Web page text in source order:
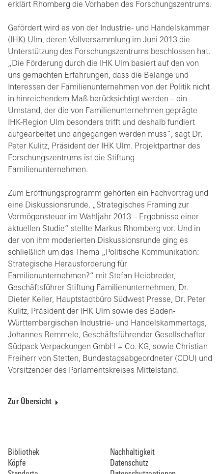
erklärt Rhomberg die Vorhaben des Forschungszentrums.
Gefördert wird es von der Industrie- und Handelskammer
(IHK) Ulm, deren Vollversammlung im Juni 2013 die
Unterstützung des Forschungszentrums beschlossen hat.
„Die Förderung durch die IHK Ulm basiert auf den von
uns gemachten Erfahrungen, dass die Belange und
Interessen der Familienunternehmen von der Politik nicht
in hinreichendem Maß berücksichtigt werden – ein
Umstand, der die von Familienunternehmen geprägte
IHK-Region Ulm besonders trifft und deshalb fundiert
aufgearbeitet und angegangen werden muss“, sagt Dr.
Peter Kulitz, Präsident der IHK Ulm. Projektpartner des
Forschungszentrums ist die Stiftung
Familienunternehmen.
Zum Eröffnungsprogramm gehörten ein Fachvortrag und
eine Diskussionsrunde. „Strategisches Framing zur
Vermögensteuer im Wahljahr 2013 – Ergebnisse einer
aktuellen Studie“ stellte Markus Rhomberg vor. Und in
der von ihm moderierten Diskussionsrunde ging es
schließlich um das Thema „Politische Kommunikation:
Strategische Herausforderung für
Familienunternehmen?“ mit Stefan Heidbreder,
Geschäftsführer Stiftung Familienunternehmen, Dr.
Dieter Keller, Hauptstadtbüro Südwest Presse, Dr. Peter
Kulitz, Präsident der IHK Ulm sowie des Baden-
Württembergischen Industrie- und Handelskammertags,
Johannes Remmele, Geschäftsführender Gesellschafter
Südpack Verpackungen GmbH + Co. KG, sowie Christian
Freiherr von Stetten, Bundestagsabgeordneter (CDU) und
Vorsitzender des Parlamentskreises Mittelstand.
Zur Übersicht
Bibliothek
Köpfe
Nachhaltigkeit
Datenschutz